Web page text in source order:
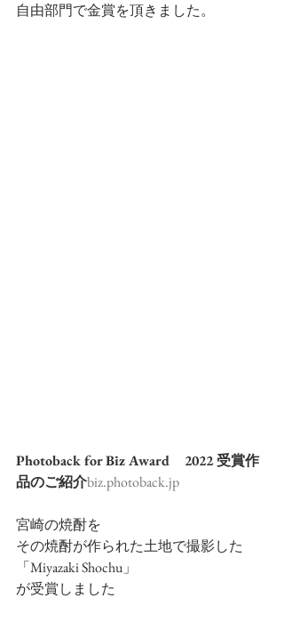
自由部門で金賞を頂きました。
Photoback for Biz Award　2022 受賞作
品のご紹介biz.photoback.jp
宮崎の焼酎を
その焼酎が作られた土地で撮影した
「Miyazaki Shochu」
が受賞しました